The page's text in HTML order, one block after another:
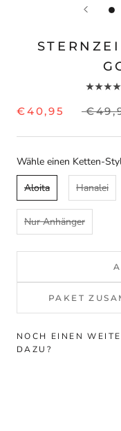
€40,95
Wähle einen Ketten-
Aloita
Hanalei
Nur Anhänger
PAKET
NOCH EINEN
DAZU?